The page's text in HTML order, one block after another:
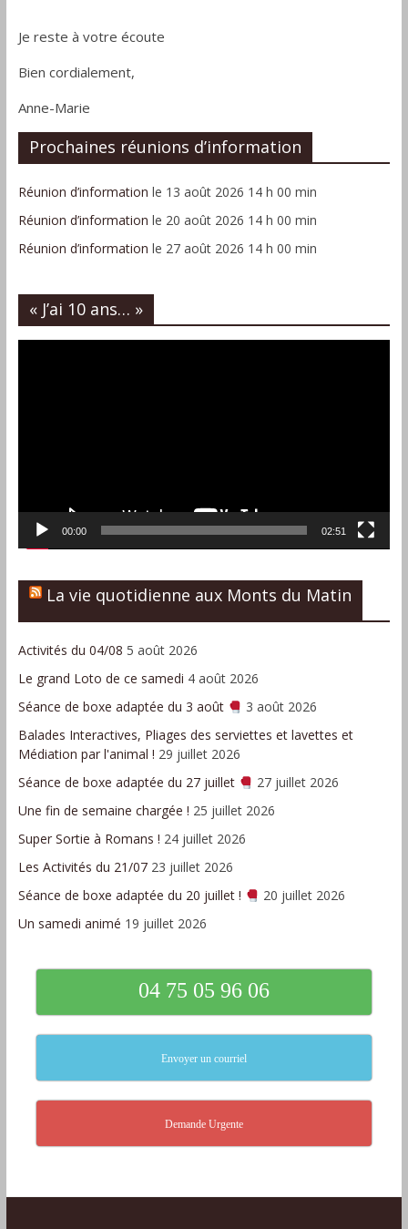
Je reste à votre écoute
Bien cordialement,
Anne-Marie
Prochaines réunions d’information
Réunion d’information le 13 août 2026 14 h 00 min
Réunion d’information le 20 août 2026 14 h 00 min
Réunion d’information le 27 août 2026 14 h 00 min
« J’ai 10 ans… »
00:00 02:51
La vie quotidienne aux Monts du Matin
Activités du 04/08 5 août 2026
Le grand Loto de ce samedi 4 août 2026
Séance de boxe adaptée du 3 août
3 août 2026
Balades Interactives, Pliages des serviettes et lavettes et
Médiation par l'animal ! 29 juillet 2026
Séance de boxe adaptée du 27 juillet
27 juillet 2026
Une fin de semaine chargée ! 25 juillet 2026
Super Sortie à Romans ! 24 juillet 2026
Les Activités du 21/07 23 juillet 2026
Séance de boxe adaptée du 20 juillet !
20 juillet 2026
Un samedi animé 19 juillet 2026
04 75 05 96 06
Envoyer un courriel
Demande Urgente